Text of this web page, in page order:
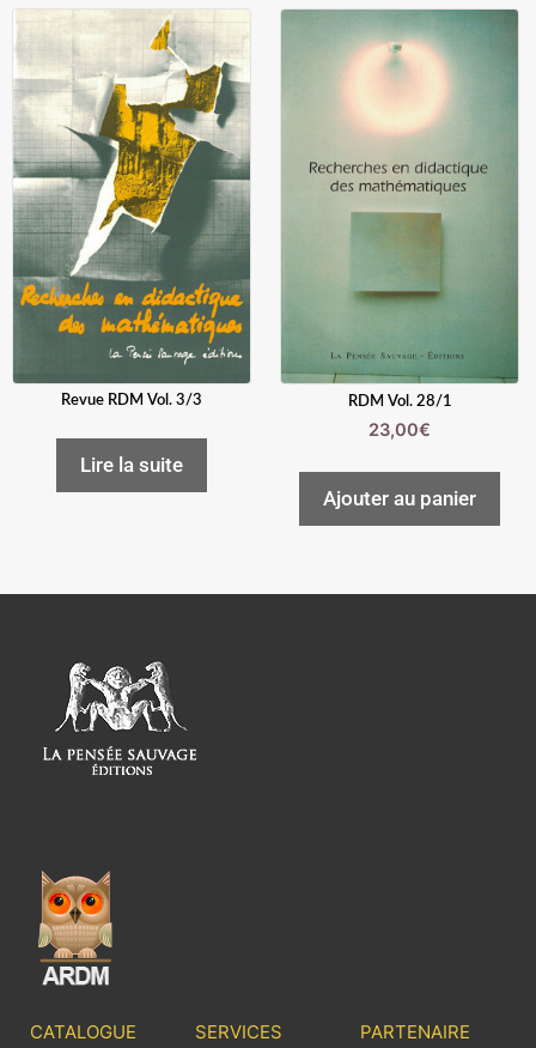
Revue RDM Vol. 3/3
Lire la suite
RDM Vol. 28/1
23,00€
Ajouter au panier
CATALOGUE SERVICES PARTENAIRE